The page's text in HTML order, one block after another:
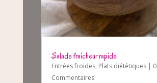
Salade fraicheur rapide
Entrées froides, Plats diététiques| 0
Commentaires